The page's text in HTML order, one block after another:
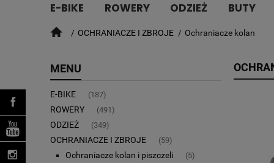
E-BIKE ROWERY ODZIEŻ BUTY
CZĘŚCIOCHRANIACZE I ZBROJE Ochraniacze kolan
MENU
E-BIKE (187)
ROWERY (491)
ODZIEŻ (349)
OCHRANIACZE I ZBROJE (59)
Ochraniacze kolan i piszczeli (5)